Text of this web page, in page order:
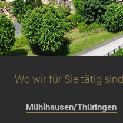
Wo wir für Sie tätig sind
Mühlhausen/Thüringen